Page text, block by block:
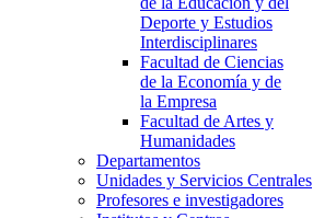
Deporte y Estudios
Interdisciplinares
Facultad de Ciencias
de la Economía y de
la Empresa
Facultad de Artes y
Humanidades
Departamentos
Unidades y Servicios Centrales
Profesores e investigadores